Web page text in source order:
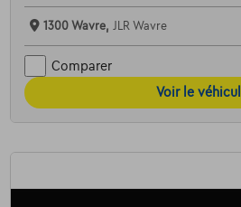
1300 Wavre, JLR Wavre
Comparer
Voir le